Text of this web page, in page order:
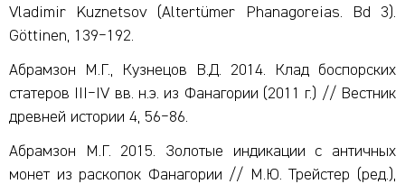
Vladimir Kuznetsov (Altertümer Phanagoreias. Bd 3).
Göttinen, 139‒192.
Абрамзон М.Г., Кузнецов В.Д. 2014. Клад боспорских
статеров III‒IV вв. н.э. из Фанагории (2011 г.) // Вестник
древней истории 4, 56‒86.
Абрамзон М.Г. 2015. Золотые индикации с античных
монет из раскопок Фанагории // М.Ю. Трейстер (ред.),